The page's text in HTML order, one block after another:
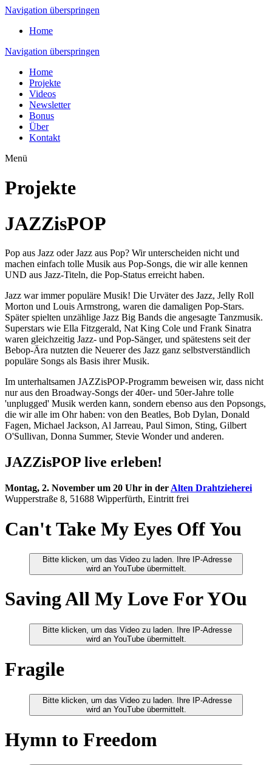
Navigation überspringen
Home
Navigation überspringen
Home
Projekte
Videos
Newsletter
Bonus
Über
Kontakt
Menü
Projekte
JAZZisPOP
Pop aus Jazz oder Jazz aus Pop? Wir unterscheiden nicht und
machen einfach tolle Musik aus Pop-Songs, die wir alle kennen
UND aus Jazz-Titeln, die Pop-Status erreicht haben.
Jazz war immer populäre Musik! Die Urväter des Jazz, Jelly Roll
Morton und Louis Armstrong, waren die damaligen Pop-Stars.
Später spielten unzählige Jazz Big Bands die angesagte Tanzmusik.
Superstars wie Ella Fitzgerald, Nat King Cole und Frank Sinatra
waren gleichzeitig Jazz- und Pop-Sänger, und spätestens seit der
Bebop-Ära nutzten die Neuerer des Jazz ganz selbstverständlich
populäre Songs als Basis ihrer Musik.
Im unterhaltsamen JAZZisPOP-Programm beweisen wir, dass nicht
nur aus den Broadway-Songs der 40er- und 50er-Jahre tolle
'unplugged' Musik werden kann, sondern ebenso aus den Popsongs,
die wir alle im Ohr haben: von den Beatles, Bob Dylan, Donald
Fagen, Michael Jackson, Al Jarreau, Paul Simon, Sting, Gilbert
O'Sullivan, Donna Summer, Stevie Wonder und anderen.
JAZZisPOP live erleben!
Montag, 2. November um 20 Uhr in der Alten Drahtzieherei
Wupperstraße 8, 51688 Wipperfürth, Eintritt frei
Can't Take My Eyes Off You
Bitte klicken, um das Video zu laden. Ihre IP-Adresse
wird an YouTube übermittelt.
Saving All My Love For YOu
Bitte klicken, um das Video zu laden. Ihre IP-Adresse
wird an YouTube übermittelt.
Fragile
Bitte klicken, um das Video zu laden. Ihre IP-Adresse
wird an YouTube übermittelt.
Hymn to Freedom